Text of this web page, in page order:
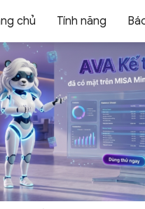
chủ Tính năng